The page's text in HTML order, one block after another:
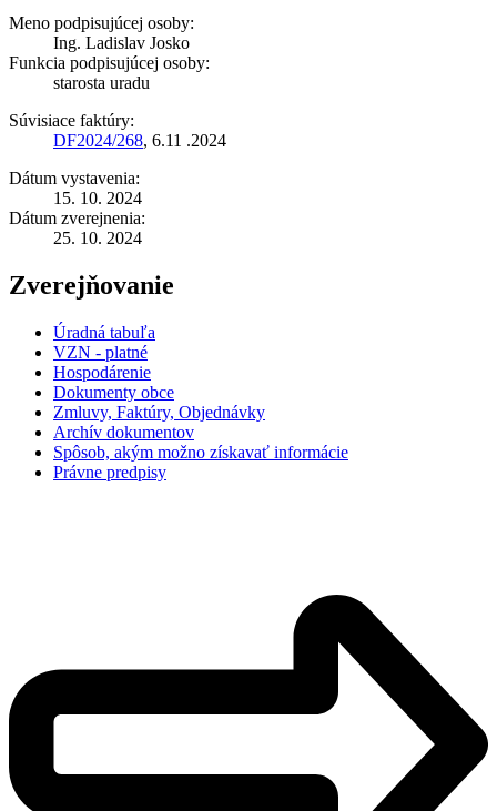
Meno podpisujúcej osoby:
Ing. Ladislav Josko
Funkcia podpisujúcej osoby:
starosta uradu
Súvisiace faktúry:
DF2024/268, 6.11 .2024
Dátum vystavenia:
15. 10. 2024
Dátum zverejnenia:
25. 10. 2024
Zverejňovanie
Úradná tabuľa
VZN - platné
Hospodárenie
Dokumenty obce
Zmluvy, Faktúry, Objednávky
Archív dokumentov
Spôsob, akým možno získavať informácie
Právne predpisy